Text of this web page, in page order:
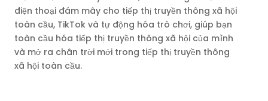
điện thoại đám mây cho tiếp thị truyền thông xã hội
toàn cầu, TikTok và tự động hóa trò chơi, giúp bạn
toàn cầu hóa tiếp thị truyền thông xã hội của mình
và mở ra chân trời mới trong tiếp thị truyền thông
xã hội toàn cầu.